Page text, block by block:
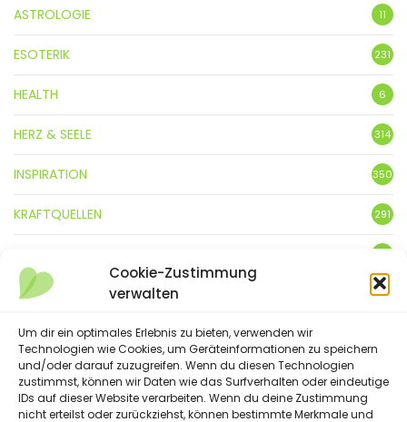
Cookie-Zustimmung
verwalten
Um dir ein optimales Erlebnis zu bieten, verwenden wir
Technologien wie Cookies, um Geräteinformationen zu speichern
und/oder darauf zuzugreifen. Wenn du diesen Technologien
zustimmst, können wir Daten wie das Surfverhalten oder eindeutige
IDs auf dieser Website verarbeiten. Wenn du deine Zustimmung
nicht erteilst oder zurückziehst, können bestimmte Merkmale und
ASTROLOGIE 11
ESOTERIK 231
HEALTH 6
HERZ & SEELE 314
INSPIRATION 350
KRAFTQUELLEN 291
LEBENSFREUDE 359
LIFESTYLE
NATUR
SPRÜCHE & GEDICHTE